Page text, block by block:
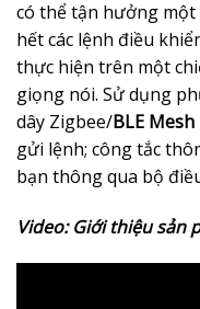
có thể tận hưởng
hết các lệnh điều
thực hiện trên một
giọng nói. Sử dụng
dây Zigbee/BLE Mesh
gửi lệnh; công tắc
bạn thông qua bộ
Video: Giới thiệu sản